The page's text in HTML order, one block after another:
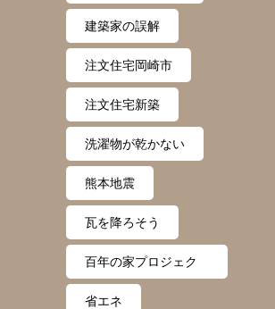
建築家の誤解
注文住宅岡崎市
注文住宅新築
洗濯物が乾かない
熊本地震
瓦を降ろそう
百年の家プロジェク
ト
省エネ